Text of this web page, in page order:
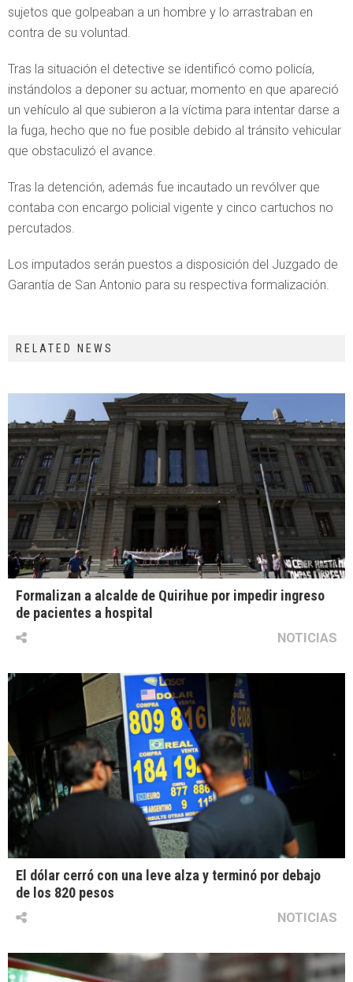
sujetos que golpeaban a un hombre y lo arrastraban en
contra de su voluntad.
Tras la situación el detective se identificó como policía,
instándolos a deponer su actuar, momento en que apareció
un vehículo al que subieron a la víctima para intentar darse a
la fuga, hecho que no fue posible debido al tránsito vehicular
que obstaculizó el avance.
Tras la detención, además fue incautado un revólver que
contaba con encargo policial vigente y cinco cartuchos no
percutados.
Los imputados serán puestos a disposición del Juzgado de
Garantía de San Antonio para su respectiva formalización.
RELATED NEWS
Formalizan a alcalde de Quirihue por impedir ingreso
de pacientes a hospital
NOTICIAS
El dólar cerró con una leve alza y terminó por debajo
de los 820 pesos
NOTICIAS